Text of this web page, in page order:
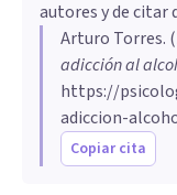
autores y de citar
Arturo Torres. (
adicción al
https://
adiccion-
Copiar cita